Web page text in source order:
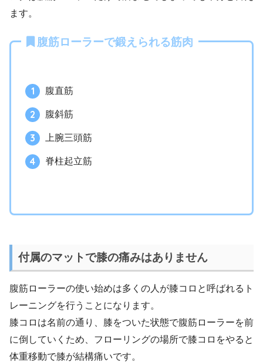
ます。
腹筋ローラーで鍛えられる筋肉
腹直筋
腹斜筋
上腕三頭筋
脊柱起立筋
付属のマットで膝の痛みはありません
腹筋ローラーの使い始めは多くの人が膝コロと呼ばれるト
レーニングを行うことになります。
膝コロは名前の通り、膝をついた状態で腹筋ローラーを前
に倒していくため、フローリングの場所で膝コロをやると
体重移動で膝が結構痛いです。